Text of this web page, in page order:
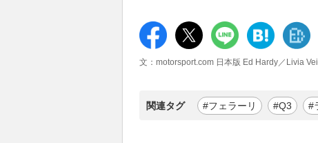
文：motorsport.com 日本版 Ed Hardy／Livia
関連タグ #フェラーリ #Q3 #